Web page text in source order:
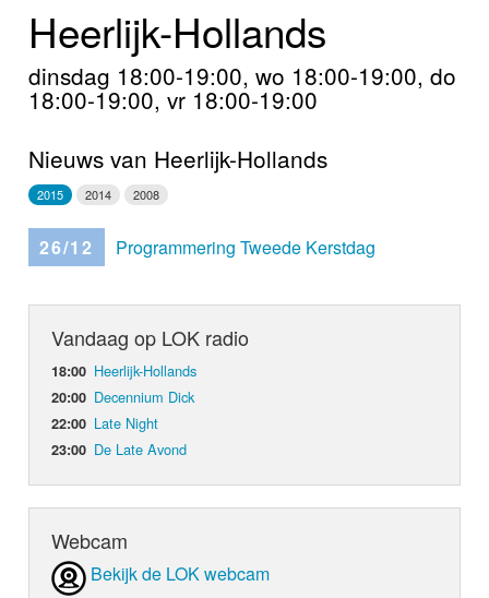
Home
Programma's
Foto's
Video
Webcam
Info
Heerlijk-Hollands
dinsdag 18:00-19:00, wo 18:00-19:00, do
18:00-19:00, vr 18:00-19:00
Nieuws van Heerlijk-Hollands
2015 2014 2008
26/12 Programmering Tweede Kerstdag
Vandaag op LOK radio
18:00 Heerlijk-Hollands
20:00 Decennium Dick
22:00 Late Night
23:00 De Late Avond
Webcam
Bekijk de LOK webcam